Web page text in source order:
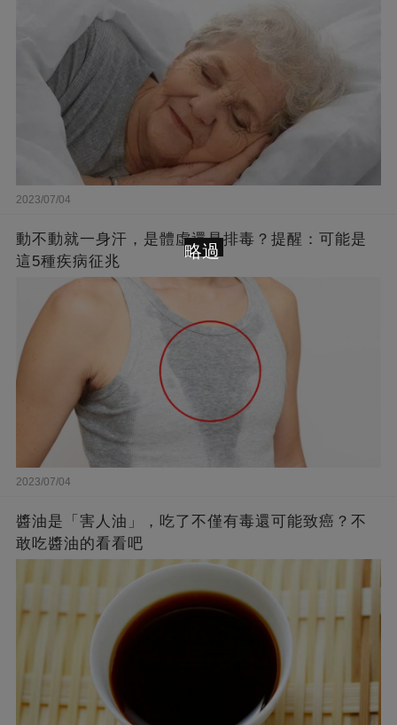
2023/07/04
動不動就一身汗，是體虛還是排毒？提醒：可能是
這5種疾病征兆
2023/07/04
醬油是「害人油」，吃了不僅有毒還可能致癌？不
敢吃醬油的看看吧
略過